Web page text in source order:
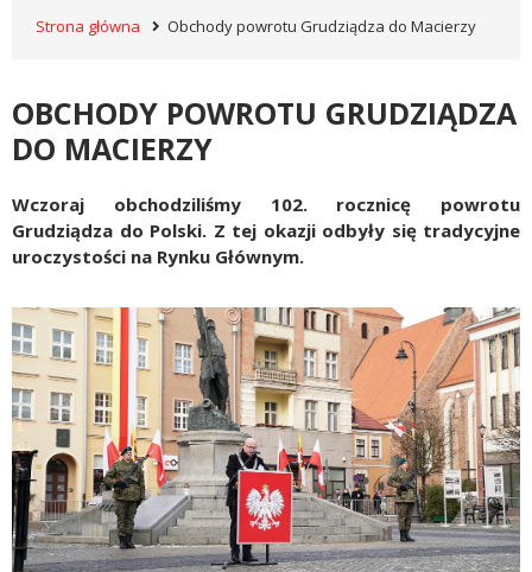
Strona główna Obchody powrotu Grudziądza do Macierzy
OBCHODY POWROTU GRUDZIĄDZA
DO MACIERZY
Wczoraj obchodziliśmy 102. rocznicę powrotu
Grudziądza do Polski. Z tej okazji odbyły się tradycyjne
uroczystości na Rynku Głównym.